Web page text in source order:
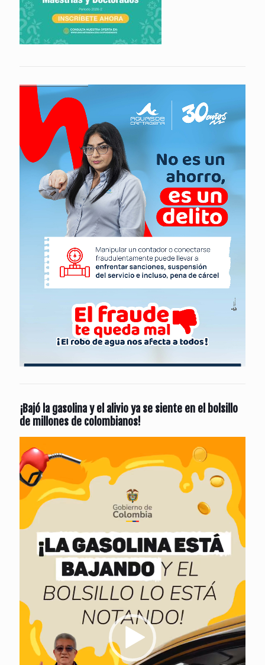
¡Bajó la gasolina y el alivio ya se siente en el bolsillo
de millones de colombianos!
de
vídeo